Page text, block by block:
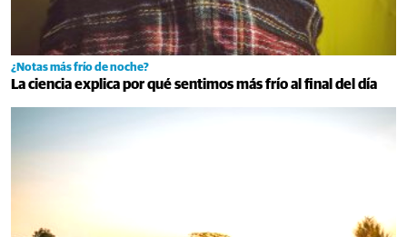
¿Notas más frío de noche?
La ciencia explica por qué sentimos más frío al final del día